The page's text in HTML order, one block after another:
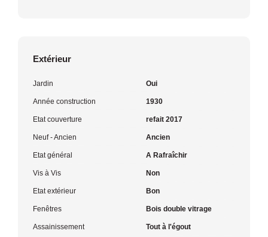
Extérieur
Jardin Oui
Année construction 1930
Etat couverture refait 2017
Neuf - Ancien Ancien
Etat général A Rafraîchir
Vis à Vis Non
Etat extérieur Bon
Fenêtres Bois double vitrage
Assainissement Tout à l'égout